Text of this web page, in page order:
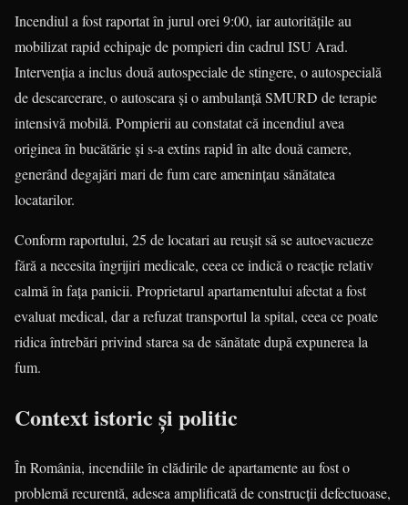
Incendiul a fost raportat în jurul orei 9:00, iar autoritățile au
mobilizat rapid echipaje de pompieri din cadrul ISU Arad.
Intervenția a inclus două autospeciale de stingere, o autospecială
de descarcerare, o autoscara și o ambulanță SMURD de terapie
intensivă mobilă. Pompierii au constatat că incendiul avea
originea în bucătărie și s-a extins rapid în alte două camere,
generând degajări mari de fum care amenințau sănătatea
locatarilor.
Conform raportului, 25 de locatari au reușit să se autoevacueze
fără a necesita îngrijiri medicale, ceea ce indică o reacție relativ
calmă în fața panicii. Proprietarul apartamentului afectat a fost
evaluat medical, dar a refuzat transportul la spital, ceea ce poate
ridica întrebări privind starea sa de sănătate după expunerea la
fum.
Context istoric și politic
În România, incendiile în clădirile de apartamente au fost o
problemă recurentă, adesea amplificată de construcții defectuoase,